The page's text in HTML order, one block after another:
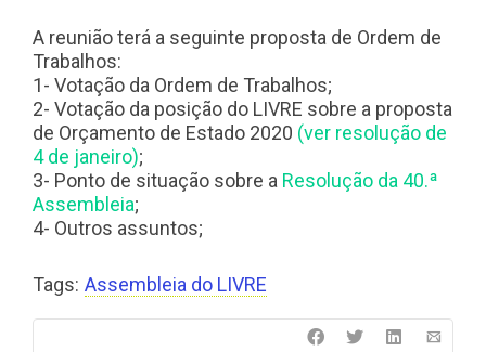
A reunião terá a seguinte proposta de Ordem de
Trabalhos:
1- Votação da Ordem de Trabalhos;
2- Votação da posição do LIVRE sobre a proposta
de Orçamento de Estado 2020 (ver resolução de
4 de janeiro);
3- Ponto de situação sobre a Resolução da 40.ª
Assembleia;
4- Outros assuntos;
Tags: Assembleia do LIVRE